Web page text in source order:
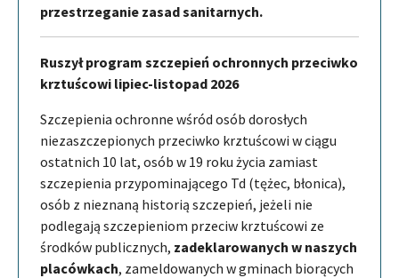
przestrzeganie zasad sanitarnych.
Ruszył program szczepień ochronnych przeciwko
krztuścowi lipiec-listopad 2026
Szczepienia ochronne wśród osób dorosłych
niezaszczepionych przeciwko krztuścowi w ciągu
ostatnich 10 lat, osób w 19 roku życia zamiast
szczepienia przypominającego Td (tężec, błonica),
osób z nieznaną historią szczepień, jeżeli nie
podlegają szczepieniom przeciw krztuścowi ze
środków publicznych, zadeklarowanych w naszych
placówkach, zameldowanych w gminach biorących